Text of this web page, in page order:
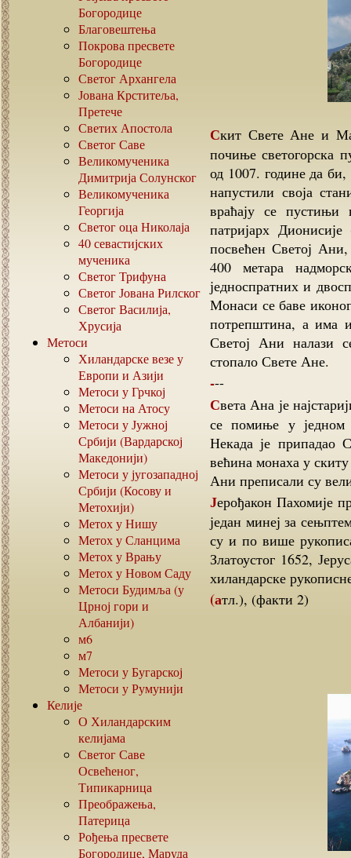
Богородице
Благовештења
Покрова пресвете
Богородице
Светог Архангела
Јована Крститеља,
Претече
Светих Апостола
Светог Саве
Великомученика
Димитрија Солунског
Великомученика
Георгија
Светог оца Николаја
40севастијских
мученика
Светог Трифуна
Светог Јована Рилског
Светог Василија,
Хрусија
Метоси
Хиландарске везе у
Европи и Азији
Метоси у Грчкој
Метоси на Атосу
Метоси у Јужној
Србији (Вардарској
Македонији)
Метоси у југозападној
Србији (Косову и
Метохији)
Метох у Нишу
Метох у Сланцима
Метох у Врању
Метох у Новом Саду
Метоси Будимља (у
Црној гори и
Албанији)
м6
м7
Метоси у Бугарској
Метоси у Румунији
Келије
О Хиландарским
келијама
Светог Саве
Освећеног,
Типикарница
Преображења,
Патерица
Рођења пресвете
Богородице, Маруда
Скит Свете Ане и Мале Ане налази се у подножју Атоса у делу одакле
почиње светогорска
од 1007. године да
напустили своја
враћају се
патријарх
посвећен Светој
400 метара
једноспратних и
Монаси се баве
потрепштина, а има
Светој Ани налази
стопало Свете Ане.
---
Света Ана је најстарији, највећи и најпознатији светогорски скит. Први пут
се помиње у једном
Некада је припадао
већина монаха у
Ани преписали су
Јерођакон Пахомије преписао је у овом скиту за манастир Милешеву, 1648,
један минеј за
су и по више
Златоустог 1652,
хиландарске
(атл.), (факти 2)